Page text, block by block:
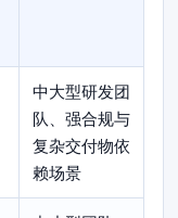
中大型研发团
队、强合规与
复杂交付物依
赖场景